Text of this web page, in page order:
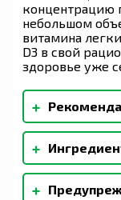
концентрацию
небольшом
витамина
D3 в свой
здоровье уже
+
Взрослым:
или в
Можно
+
Масло
кокоса),
+